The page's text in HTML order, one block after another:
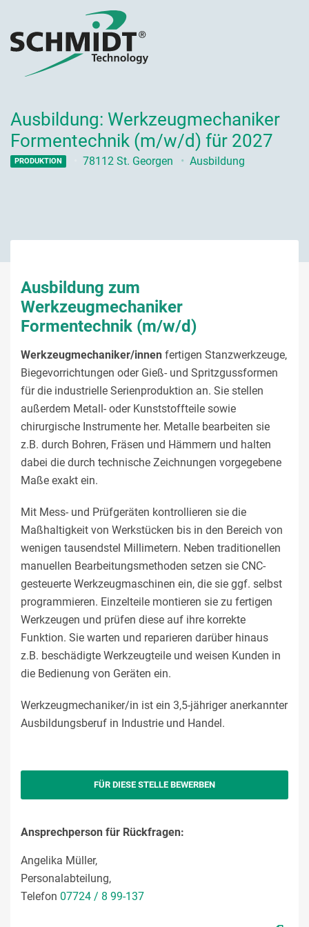
Ausbildung: Werkzeugmechaniker
Formentechnik (m/w/d) für 2027
PRODUKTION 78112 St. Georgen Ausbildung
Ausbildung zum
Werkzeugmechaniker
Formentechnik (m/w/d)
Werkzeugmechaniker/innen fertigen Stanzwerkzeuge,
Biegevorrichtungen oder Gieß- und Spritzgussformen
für die industrielle Serienproduktion an. Sie stellen
außerdem Metall- oder Kunststoffteile sowie
chirurgische Instrumente her. Metalle bearbeiten sie
z.B. durch Bohren, Fräsen und Hämmern und halten
dabei die durch technische Zeichnungen vorgegebene
Maße exakt ein.
Mit Mess- und Prüfgeräten kontrollieren sie die
Maßhaltigkeit von Werkstücken bis in den Bereich von
wenigen tausendstel Millimetern. Neben traditionellen
manuellen Bearbeitungsmethoden setzen sie CNC-
gesteuerte Werkzeugmaschinen ein, die sie ggf. selbst
programmieren. Einzelteile montieren sie zu fertigen
Werkzeugen und prüfen diese auf ihre korrekte
Funktion. Sie warten und reparieren darüber hinaus
z.B. beschädigte Werkzeugteile und weisen Kunden in
die Bedienung von Geräten ein.
Werkzeugmechaniker/in ist ein 3,5-jähriger anerkannter
Ausbildungsberuf in Industrie und Handel.
FÜR DIESE STELLE BEWERBEN
Ansprechperson für Rückfragen:
Angelika Müller,
Personalabteilung,
Telefon 07724 / 8 99-137